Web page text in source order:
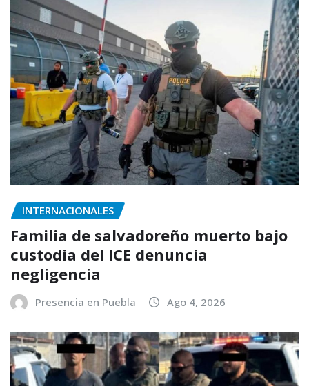
INTERNACIONALES
Familia de salvadoreño muerto bajo
custodia del ICE denuncia
negligencia
Presencia en Puebla Ago 4, 2026